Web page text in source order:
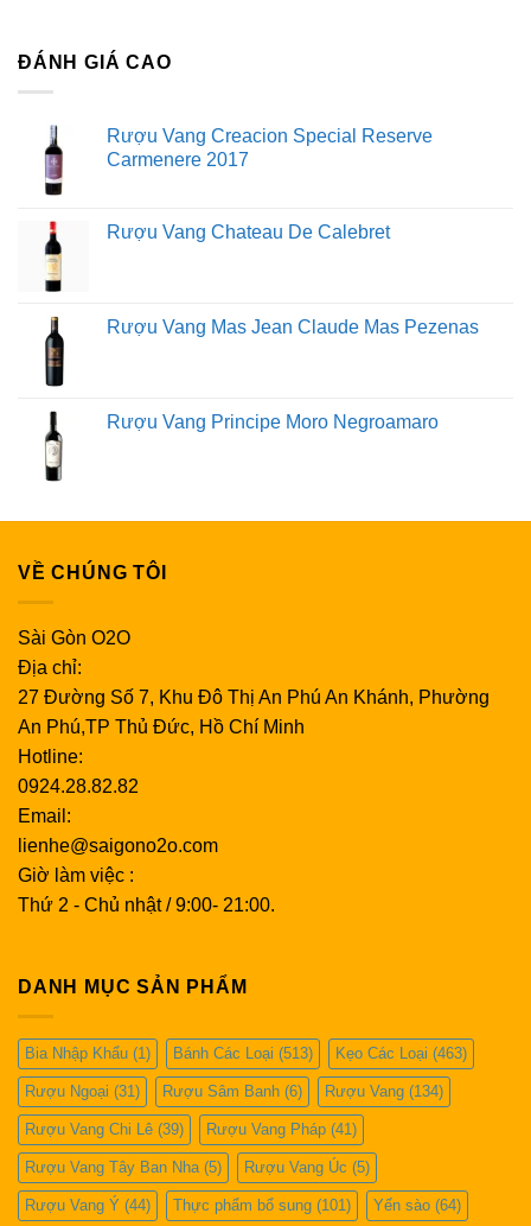
ĐÁNH GIÁ CAO
Rượu Vang Creacion Special Reserve
Carmenere 2017
Rượu Vang Chateau De Calebret
Rượu Vang Mas Jean Claude Mas Pezenas
Rượu Vang Principe Moro Negroamaro
VỀ CHÚNG TÔI
Sài Gòn O2O
Địa chỉ:
27 Đường Số 7, Khu Đô Thị An Phú An Khánh, Phường
An Phú,TP Thủ Đức, Hồ Chí Minh
Hotline:
0924.28.82.82
Email:
lienhe@saigono2o.com
Giờ làm việc :
Thứ 2 - Chủ nhật / 9:00- 21:00.
DANH MỤC SẢN PHẨM
Bia Nhập Khẩu (1) Bánh Các Loại (513) Kẹo Các Loại (463)
Rượu Ngoại (31) Rượu Sâm Banh (6) Rượu Vang (134)
Rượu Vang Chi Lê (39) Rượu Vang Pháp (41)
Rượu Vang Tây Ban Nha (5) Rượu Vang Úc (5)
Rượu Vang Ý (44) Thực phẩm bổ sung (101) Yến sào (64)